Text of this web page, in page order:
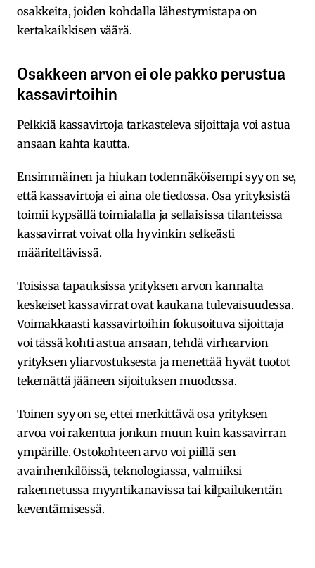
osakkeita, joiden kohdalla lähestymistapa on
kertakaikkisen väärä.
Osakkeen arvon ei ole pakko perustua
kassavirtoihin
Pelkkiä kassavirtoja tarkasteleva sijoittaja voi astua
ansaan kahta kautta.
Ensimmäinen ja hiukan todennäköisempi syy on se,
että kassavirtoja ei aina ole tiedossa. Osa yrityksistä
toimii kypsällä toimialalla ja sellaisissa tilanteissa
kassavirrat voivat olla hyvinkin selkeästi
määriteltävissä.
Toisissa tapauksissa yrityksen arvon kannalta
keskeiset kassavirrat ovat kaukana tulevaisuudessa.
Voimakkaasti kassavirtoihin fokusoituva sijoittaja
voi tässä kohti astua ansaan, tehdä virhearvion
yrityksen yliarvostuksesta ja menettää hyvät tuotot
tekemättä jääneen sijoituksen muodossa.
Toinen syy on se, ettei merkittävä osa yrityksen
arvoa voi rakentua jonkun muun kuin kassavirran
ympärille. Ostokohteen arvo voi piillä sen
avainhenkilöissä, teknologiassa, valmiiksi
rakennetussa myyntikanavissa tai kilpailukentän
keventämisessä.